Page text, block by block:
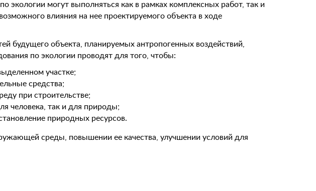
могут выполняться как в рамках комплексных работ, так и
влияния на нее проектируемого объекта в ходе
будущего объекта, планируемых антропогенных воздействий,
по экологии проводят для того, чтобы:
участке;
средства;
при строительстве;
человека, так и для природы;
природных ресурсов.
среды, повышении ее качества, улучшении условий для